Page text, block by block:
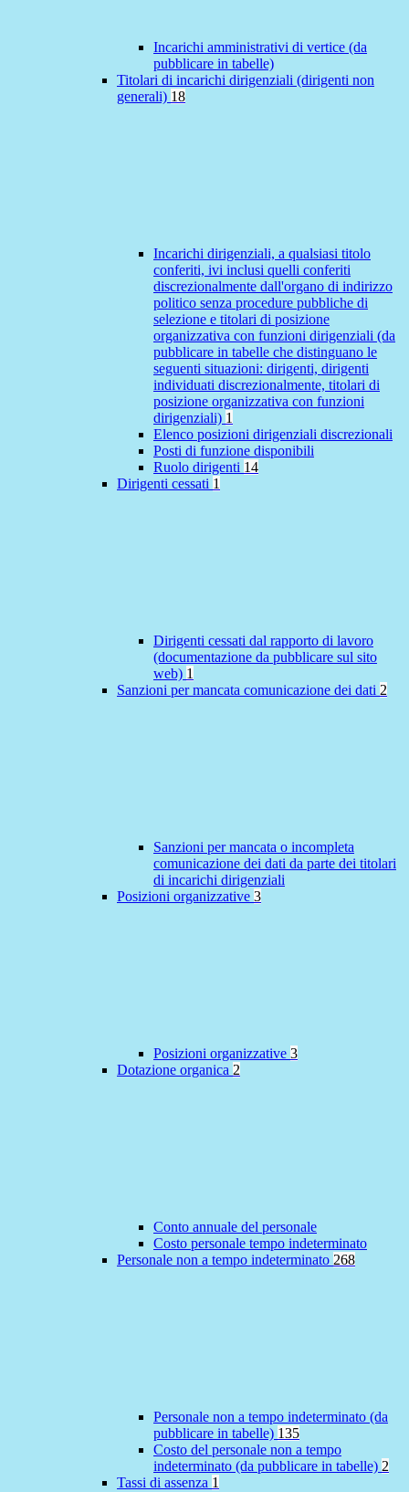
Incarichi amministrativi di vertice (da
pubblicare in tabelle)
Titolari di incarichi dirigenziali (dirigenti non
generali) 18
Incarichi dirigenziali, a qualsiasi titolo
conferiti, ivi inclusi quelli conferiti
discrezionalmente dall'organo di indirizzo
politico senza procedure pubbliche di
selezione e titolari di posizione
organizzativa con funzioni dirigenziali (da
pubblicare in tabelle che distinguano le
seguenti situazioni: dirigenti, dirigenti
individuati discrezionalmente, titolari di
posizione organizzativa con funzioni
dirigenziali) 1
Elenco posizioni dirigenziali discrezionali
Posti di funzione disponibili
Ruolo dirigenti 14
Dirigenti cessati 1
Dirigenti cessati dal rapporto di lavoro
(documentazione da pubblicare sul sito
web) 1
Sanzioni per mancata comunicazione dei dati 2
Sanzioni per mancata o incompleta
comunicazione dei dati da parte dei titolari
di incarichi dirigenziali
Posizioni organizzative 3
Posizioni organizzative 3
Dotazione organica 2
Conto annuale del personale
Costo personale tempo indeterminato
Personale non a tempo indeterminato 268
Personale non a tempo indeterminato (da
pubblicare in tabelle) 135
Costo del personale non a tempo
indeterminato (da pubblicare in tabelle) 2
Tassi di assenza 1